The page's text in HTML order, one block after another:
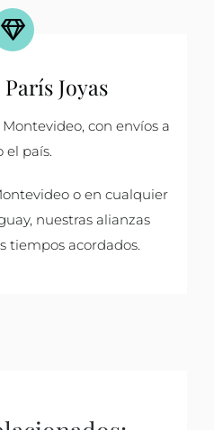
Joyas
con envíos a
el país.
o en cualquier
nuestras alianzas
tiempos acordados.